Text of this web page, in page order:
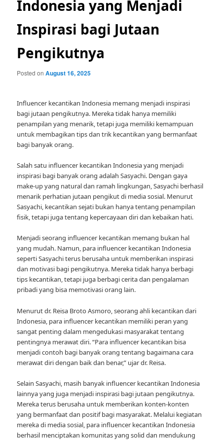
Indonesia yang Menjadi
Inspirasi bagi Jutaan
Pengikutnya
Posted onAugust 16, 2025
Influencer kecantikan Indonesia memang menjadi inspirasi
bagi jutaan pengikutnya. Mereka tidak hanya memiliki
penampilan yang menarik, tetapi juga memiliki kemampuan
untuk membagikan tips dan trik kecantikan yang bermanfaat
bagi banyak orang.
Salah satu influencer kecantikan Indonesia yang menjadi
inspirasi bagi banyak orang adalah Sasyachi. Dengan gaya
make-up yang natural dan ramah lingkungan, Sasyachi berhasil
menarik perhatian jutaan pengikut di media sosial. Menurut
Sasyachi, kecantikan sejati bukan hanya tentang penampilan
fisik, tetapi juga tentang kepercayaan diri dan kebaikan hati.
Menjadi seorang influencer kecantikan memang bukan hal
yang mudah. Namun, para influencer kecantikan Indonesia
seperti Sasyachi terus berusaha untuk memberikan inspirasi
dan motivasi bagi pengikutnya. Mereka tidak hanya berbagi
tips kecantikan, tetapi juga berbagi cerita dan pengalaman
pribadi yang bisa memotivasi orang lain.
Menurut dr. Reisa Broto Asmoro, seorang ahli kecantikan dari
Indonesia, para influencer kecantikan memiliki peran yang
sangat penting dalam mengedukasi masyarakat tentang
pentingnya merawat diri. “Para influencer kecantikan bisa
menjadi contoh bagi banyak orang tentang bagaimana cara
merawat diri dengan baik dan benar,” ujar dr. Reisa.
Selain Sasyachi, masih banyak influencer kecantikan Indonesia
lainnya yang juga menjadi inspirasi bagi jutaan pengikutnya.
Mereka terus berusaha untuk memberikan konten-konten
yang bermanfaat dan positif bagi masyarakat. Melalui kegiatan
mereka di media sosial, para influencer kecantikan Indonesia
berhasil menciptakan komunitas yang solid dan mendukung